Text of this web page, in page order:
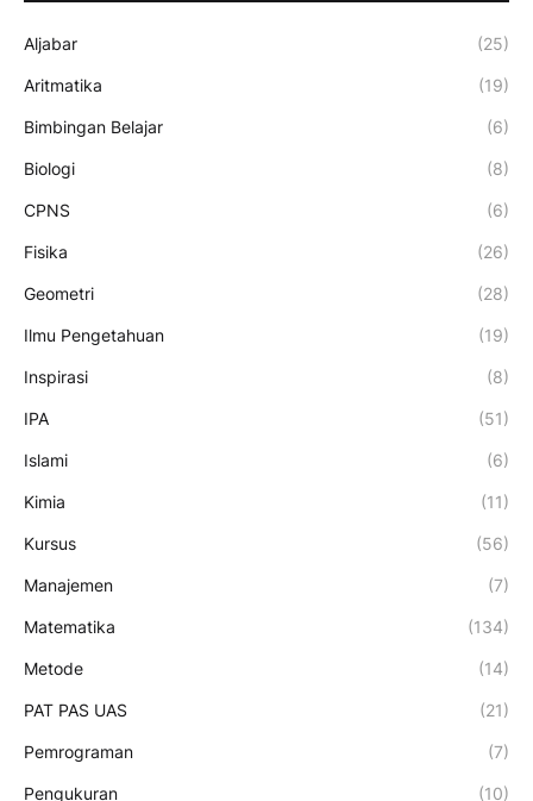
Aljabar (25)
Aritmatika (19)
Bimbingan Belajar (6)
Biologi (8)
CPNS (6)
Fisika (26)
Geometri (28)
Ilmu Pengetahuan (19)
Inspirasi (8)
IPA (51)
Islami (6)
Kimia (11)
Kursus (56)
Manajemen (7)
Matematika (134)
Metode (14)
PAT PAS UAS (21)
Pemrograman (7)
Pengukuran (10)